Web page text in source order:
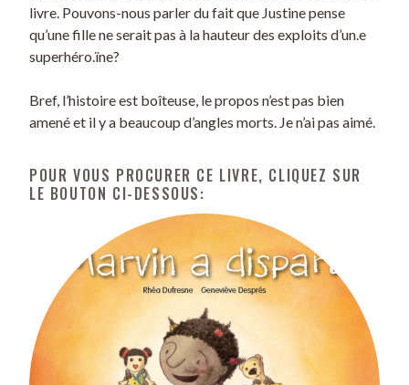
livre. Pouvons-nous parler du fait que Justine pense
qu’une fille ne serait pas à la hauteur des exploits d’un.e
superhéro.ïne?
Bref, l’histoire est boîteuse, le propos n’est pas bien
amené et il y a beaucoup d’angles morts. Je n’ai pas aimé.
POUR VOUS PROCURER CE LIVRE, CLIQUEZ SUR
LE BOUTON CI-DESSOUS: